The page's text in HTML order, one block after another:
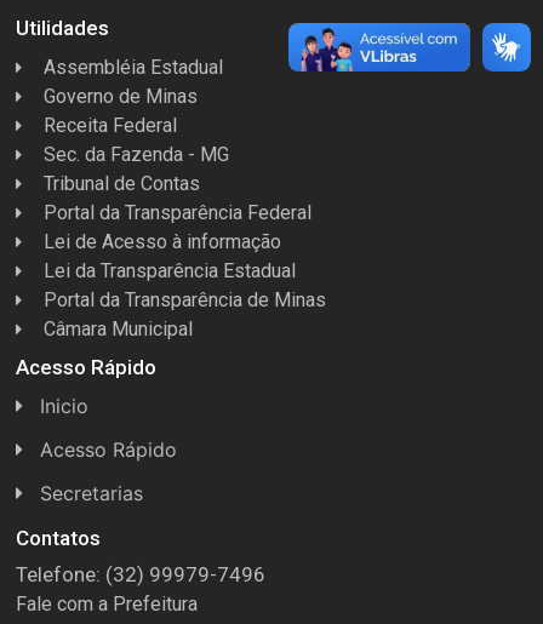
Utilidades
Assembléia Estadual
Governo de Minas
Receita Federal
Sec. da Fazenda - MG
Tribunal de Contas
Portal da Transparência Federal
Lei de Acesso à informação
Lei da Transparência Estadual
Portal da Transparência de Minas
Câmara Municipal
Acesso Rápido
Inicio
Acesso Rápido
Concursos
Conselhos
Espera Feliz Antigamente
Secretarias
Licitações
Secretaria de Esportes
Contatos
Telefone: (32) 99979-7496
Fale com a Prefeitura